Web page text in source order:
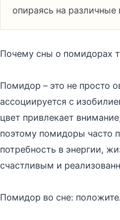
опираясь на различные
Почему сны о помидорах
Помидор – это не просто
ассоциируется с
цвет привлекает
поэтому помидоры часто
потребность в энергии,
счастливым и
Помидор во сне: